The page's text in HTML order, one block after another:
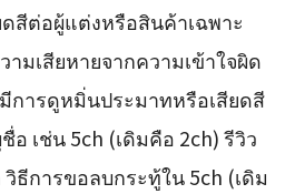
สีต่อผู้แต่งหรือสินค้าเฉพาะ
มเสียหายจากความเข้าใจผิด
การดูหมิ่นประมาทหรือเสียดสี
เช่น 5ch (เดิมคือ 2ch) รีวิว
ธีการขอลบกระทู้ใน 5ch (เดิม